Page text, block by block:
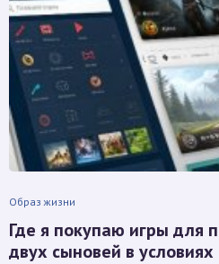
Образ жизни
Где я покупаю игры для
двух сыновей в условиях